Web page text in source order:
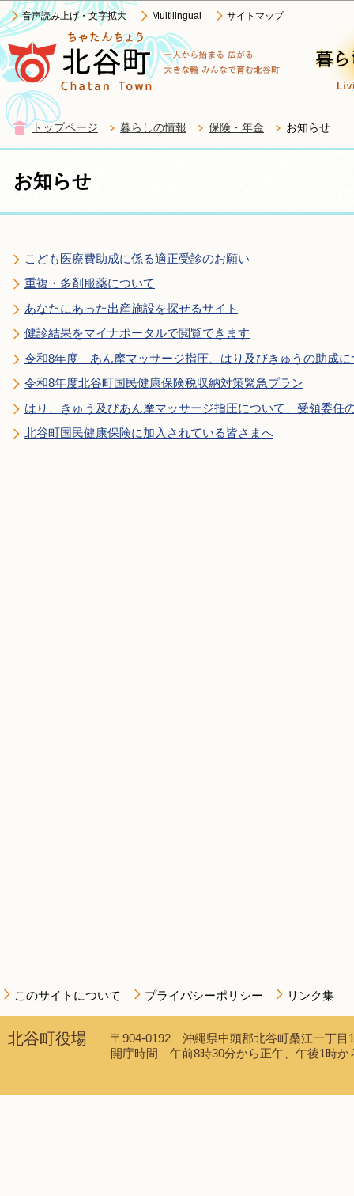
音声読み上げ・文字拡大 Multilingual サイトマップ
トップページ 暮らしの情報 保険・年金 お知らせ
お知らせ
こども医療費助成に係る適正受診のお願い
重複・多剤服薬について
あなたにあった出産施設を探せるサイト
健診結果をマイナポータルで閲覧できます
令和8年度 あん摩マッサージ指圧、はり及びきゅうの助成に
令和8年度北谷町国民健康保険税収納対策緊急プラン
はり、きゅう及びあん摩マッサージ指圧について、受領委任
北谷町国民健康保険に加入されている皆さまへ
このサイトについて プライバシーポリシー リンク集
北谷町役場
〒904-0192 沖縄県中頭郡北谷町桑江一丁
開庁時間 午前8時30分から正午、午後1時か